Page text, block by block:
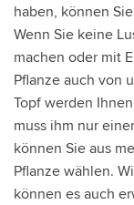
haben, können
Wenn Sie keine
machen oder mit
Pflanze auch von
Topf werden
muss ihm nur
können Sie aus
Pflanze wählen.
können es auch